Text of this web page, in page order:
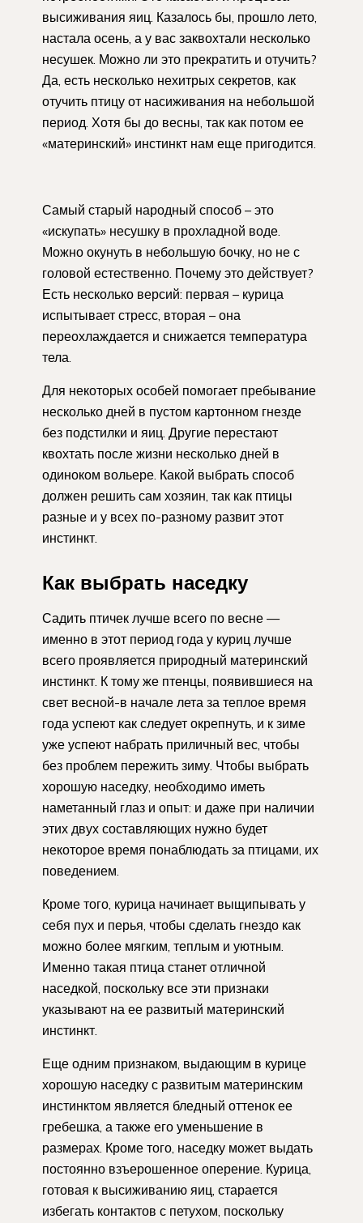
высиживания яиц. Казалось бы, прошло лето,
настала осень, а у вас заквохтали несколько
несушек. Можно ли это прекратить и отучить?
Да, есть несколько нехитрых секретов, как
отучить птицу от насиживания на небольшой
период. Хотя бы до весны, так как потом ее
«материнский» инстинкт нам еще пригодится.
Самый старый народный способ – это
«искупать» несушку в прохладной воде.
Можно окунуть в небольшую бочку, но не с
головой естественно. Почему это действует?
Есть несколько версий: первая – курица
испытывает стресс, вторая – она
переохлаждается и снижается температура
тела.
Для некоторых особей помогает пребывание
несколько дней в пустом картонном гнезде
без подстилки и яиц. Другие перестают
квохтать после жизни несколько дней в
одиноком вольере. Какой выбрать способ
должен решить сам хозяин, так как птицы
разные и у всех по-разному развит этот
инстинкт.
Как выбрать наседку
Садить птичек лучше всего по весне —
именно в этот период года у куриц лучше
всего проявляется природный материнский
инстинкт. К тому же птенцы, появившиеся на
свет весной-в начале лета за теплое время
года успеют как следует окрепнуть, и к зиме
уже успеют набрать приличный вес, чтобы
без проблем пережить зиму. Чтобы выбрать
хорошую наседку, необходимо иметь
наметанный глаз и опыт: и даже при наличии
этих двух составляющих нужно будет
некоторое время понаблюдать за птицами, их
поведением.
Кроме того, курица начинает выщипывать у
себя пух и перья, чтобы сделать гнездо как
можно более мягким, теплым и уютным.
Именно такая птица станет отличной
наседкой, поскольку все эти признаки
указывают на ее развитый материнский
инстинкт.
Еще одним признаком, выдающим в курице
хорошую наседку с развитым материнским
инстинктом является бледный оттенок ее
гребешка, а также его уменьшение в
размерах. Кроме того, наседку может выдать
постоянно взъерошенное оперение. Курица,
готовая к высиживанию яиц, старается
избегать контактов с петухом, поскольку